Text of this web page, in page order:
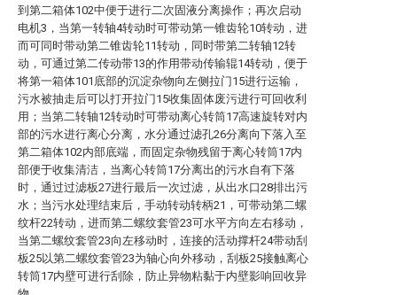
到第二箱体102中便于进行二次固液分离操作；再次启动
电机3，当第一转轴4转动时可带动第一锥齿轮10转动，进
而可同时带动第二锥齿轮11转动，同时带第二转轴12转
动，可通过第二传动带13的作用带动传输辊14转动，便于
将第一箱体101底部的沉淀杂物向左侧拉门15进行运输，
污水被抽走后可以打开拉门15收集固体废污进行可回收利
用；当第二转轴12转动时可带动离心转筒17高速旋转对内
部的污水进行离心分离，水分通过滤孔26分离向下落入至
第二箱体102内部底端，而固定杂物残留于离心转筒17内
部便于收集清洁，当离心转筒17分离出的污水自有下落
时，通过过滤板27进行最后一次过滤，从出水口28排出污
水；当污水处理结束后，手动转动转柄21，可带动第二螺
纹杆22转动，进而第二螺纹套管23可水平方向左右移动，
当第二螺纹套管23向左移动时，连接的活动撑杆24带动刮
板25以第二螺纹套管23为轴心向外移动，刮板25接触离心
转筒17内壁可进行刮除，防止异物粘黏于内壁影响回收异